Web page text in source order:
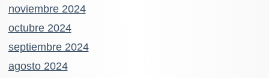
noviembre 2024
octubre 2024
septiembre 2024
agosto 2024